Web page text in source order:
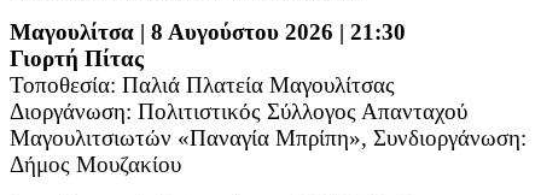
Μαγουλίτσα | 8 Αυγούστου 2026 | 21:30
Γιορτή Πίτας
Τοποθεσία: Παλιά Πλατεία Μαγουλίτσας
Διοργάνωση: Πολιτιστικός Σύλλογος Απανταχού
Μαγουλιτσιωτών «Παναγία Μπρίπη», Συνδιοργάνωση:
Δήμος Μουζακίου